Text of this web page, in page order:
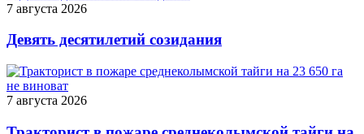
7 августа 2026
Девять десятилетий созидания
7 августа 2026